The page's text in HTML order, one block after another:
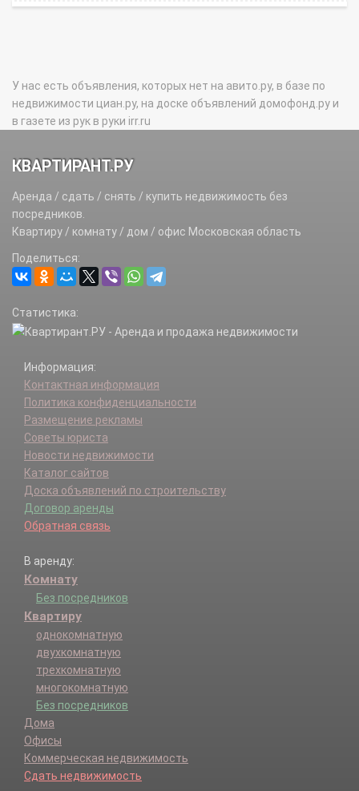
У нас есть объявления, которых нет на авито.ру, в базе по
недвижимости циан.ру, на доске объявлений домофонд.ру и
в газете из рук в руки irr.ru
КВАРТИРАНТ.РУ
Аренда / сдать / снять / купить недвижимость без
посредников.
Квартиру / комнату / дом / офис Московская область
Поделиться:
Статистика:
Информация:
Контактная информация
Политика конфиденциальности
Размещение рекламы
Советы юриста
Новости недвижимости
Каталог сайтов
Доска объявлений по строительству
Договор аренды
Обратная связь
В аренду:
Комнату
Без посредников
Квартиру
однокомнатную
двухкомнатную
трехкомнатную
многокомнатную
Без посредников
Дома
Офисы
Коммерческая недвижимость
Сдать недвижимость